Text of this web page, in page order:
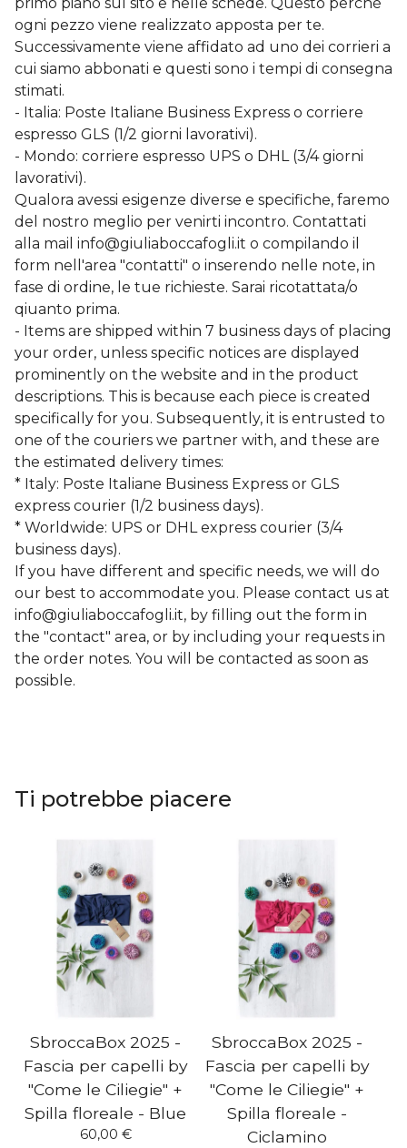
ogni pezzo viene realizzato apposta per te.
Successivamente viene affidato ad uno dei corrieri a
cui siamo abbonati e questi sono i tempi di consegna
stimati.
- Italia: Poste Italiane Business Express o corriere
espresso GLS (1/2 giorni lavorativi).
- Mondo: corriere espresso UPS o DHL (3/4 giorni
lavorativi).
Qualora avessi esigenze diverse e specifiche, faremo
del nostro meglio per venirti incontro. Contattati
alla mail info@giuliaboccafogli.it o compilando il
form nell'area "contatti" o inserendo nelle note, in
fase di ordine, le tue richieste. Sarai ricotattata/o
qiuanto prima.
- Items are shipped within 7 business days of placing
your order, unless specific notices are displayed
prominently on the website and in the product
descriptions. This is because each piece is created
specifically for you. Subsequently, it is entrusted to
one of the couriers we partner with, and these are
the estimated delivery times:
* Italy: Poste Italiane Business Express or GLS
express courier (1/2 business days).
* Worldwide: UPS or DHL express courier (3/4
business days).
If you have different and specific needs, we will do
our best to accommodate you. Please contact us at
info@giuliaboccafogli.it, by filling out the form in
the "contact" area, or by including your requests in
the order notes. You will be contacted as soon as
possible.
Ti potrebbe piacere
SbroccaBox 2025 -
Fascia per capelli by
"Come le Ciliegie" +
Spilla floreale - Blue
60,00 €
SbroccaBox 2025 -
Fascia per capelli by
"Come le Ciliegie" +
Spilla floreale -
Ciclamino